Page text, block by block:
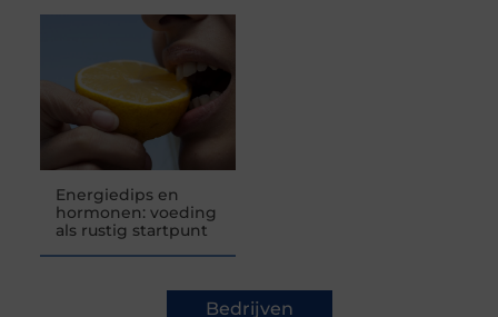
Energiedips en
hormonen: voeding
als rustig startpunt
Bedrijven